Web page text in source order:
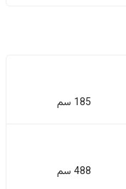
185 سم
488 سم